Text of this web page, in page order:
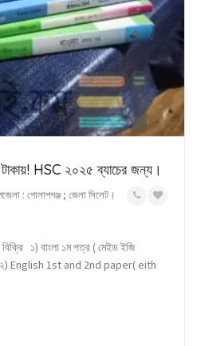
HSC ২০২৫ ব্যাচের জন্য।
: গোলাপগঞ্জ ; জেলা সিলেট।
১) বাংলা ১ম পত্র ( মেইড ইজি
২) English 1st and 2nd paper( eith